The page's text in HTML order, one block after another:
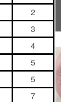
2
3
4
5
5
7